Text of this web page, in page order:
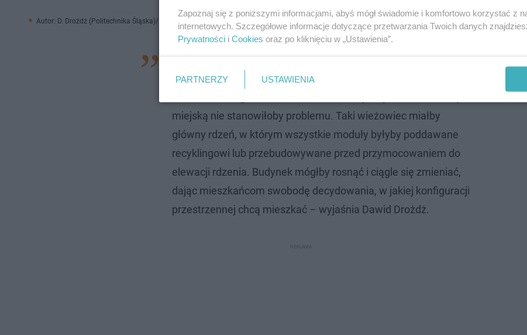
Autor: D. Drożdż (Politechnika Śląska)/ Materiały prasowe
wszelkie modyfikacje obiektu mogą być łatwo wprowadzane, a
miejską nie stanowiłoby problemu. Taki wieżowiec miałby
główny rdzeń, w którym wszystkie moduły byłyby poddawane
recyklingowi lub przebudowywane przed przymocowaniem do
elewacji rdzenia. Budynek mógłby rosnąć i ciągle się zmieniać,
dając mieszkańcom swobodę decydowania, w jakiej konfiguracji
przestrzennej chcą mieszkać – wyjaśnia Dawid Drożdż.
Zapoznaj się z poniższymi informacjami, abyś mógł świadomie i komfortowo korzystać z
internetowych. Szczegółowe informacje dotyczące przetwarzania Twoich danych
Prywatności i Cookies oraz po kliknięciu w „Ustawienia”.
PARTNERZY USTAWIENIA